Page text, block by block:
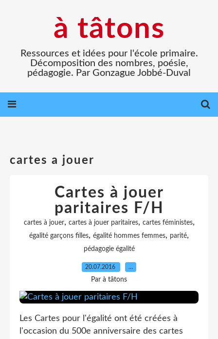
à tâtons
Ressources et idées pour l'école primaire.
Décomposition des nombres, poésie,
pédagogie. Par Gonzague Jobbé-Duval
cartes a jouer
Cartes à jouer
paritaires F/H
cartes à jouer, cartes à jouer paritaires, cartes féministes,
égalité garçons filles, égalité hommes femmes, parité,
pédagogie égalité
20.07.2016 …
Par à tâtons
Les Cartes pour l'égalité ont été créées à
l'occasion du 500e anniversaire des cartes